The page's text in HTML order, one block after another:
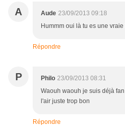
A Aude 23/09/2013 09:18
Hummm oui là tu es une
Répondre
P Philo 23/09/2013 08:31
Waouh waouh je suis déjà
l'air juste trop bon
Répondre